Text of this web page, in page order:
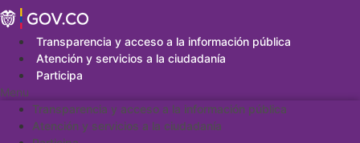
Saltar
al
contenidoTransparencia y acceso a la información pública
Atención y servicios a la ciudadanía
Participa
Menu
Transparencia y acceso a la información pública
Atención y servicios a la ciudadanía